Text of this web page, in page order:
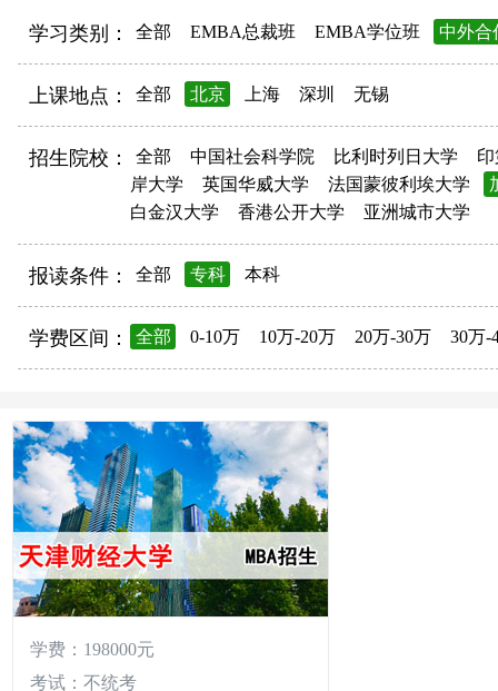
学习类别： 全部 EMBA总裁班 EMBA学位班 中外合
上课地点： 全部 北京 上海 深圳 无锡
招生院校： 全部 中国社会科学院 比利时列日大学
岸大学
英国华威大学 法国蒙彼利埃大学
白金汉大学
香港公开大学 亚洲城市大学
报读条件： 全部 专科 本科
学费区间： 全部 0-10万 10万-20万 20万-30万 30万-
学费：198000元
考试：不统考